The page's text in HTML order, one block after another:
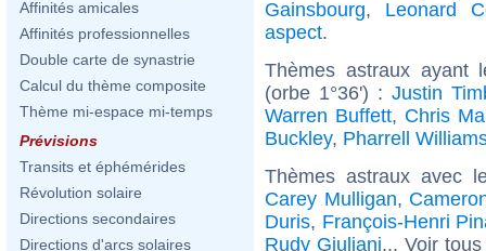
Affinités amicales
Affinités professionnelles
Double carte de synastrie
Calcul du thème composite
Thème mi-espace mi-temps
Prévisions
Transits et éphémérides
Révolution solaire
Directions secondaires
Directions d'arcs solaires
Gainsbourg, Leonard
aspect.
Thèmes astraux ayant
(orbe 1°36') : Justin
Warren Buffett, Chris
Buckley, Pharrell
Thèmes astraux avec
Carey Mulligan,
Duris, François-Henri
Rudy Giuliani... Voir